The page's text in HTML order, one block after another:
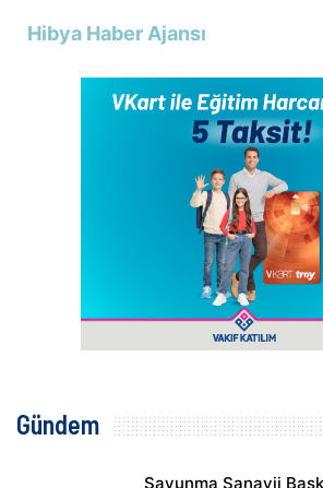
Hibya Haber Ajansı
Gündem
Savunma Sanayii